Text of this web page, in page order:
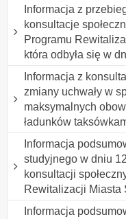
Informacja z
konsultacje
Programu
która odbyła się w
Informacja z
zmiany uchwały w
maksymalnych
ładunków
Informacja
studyjnego w dniu
konsultacji
Rewitalizacji Miasta
Informacja